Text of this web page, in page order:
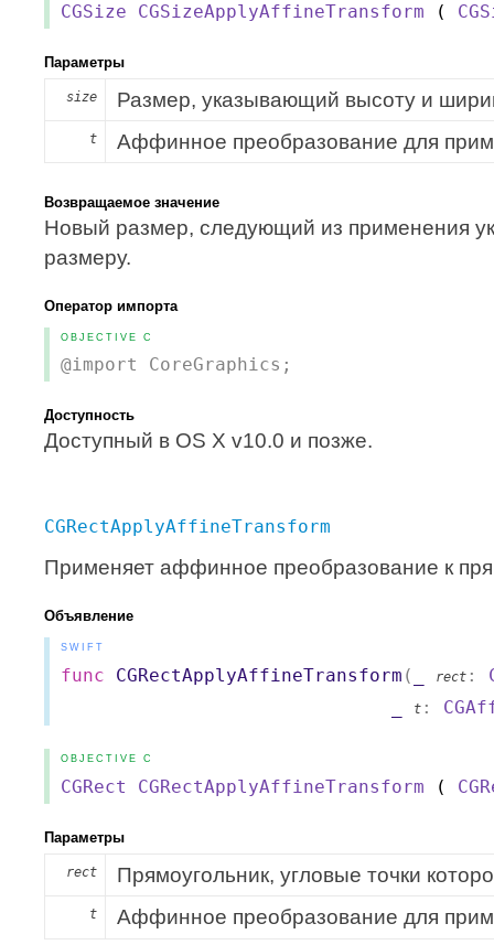
CGSize CGSizeApplyAffineTransform (
Параметры
size Размер, указывающий высоту и
t Аффинное преобразование для
Возвращаемое значение
Новый размер, следующий из применения
размеру.
Оператор импорта
OBJECTIVE C
@import CoreGraphics;
Доступность
Доступный в OS X v10.0 и позже.
CGRectApplyAffineTransform
Применяет аффинное преобразование к
Объявление
SWIFT
func CGRectApplyAffineTransform ( rect :
t :
OBJECTIVE C
CGRect CGRectApplyAffineTransform (
Параметры
rect Прямоугольник, угловые точки
t Аффинное преобразование для